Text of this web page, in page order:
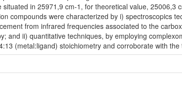
in 25971,9 cm-1, for theoretical value, 25006,3
compounds were characterized by i) spectroscopics
from infrared frequencies associated to the
and ii) quantitative techniques, by employing
(metal:ligand) stoichiometry and corroborate with the